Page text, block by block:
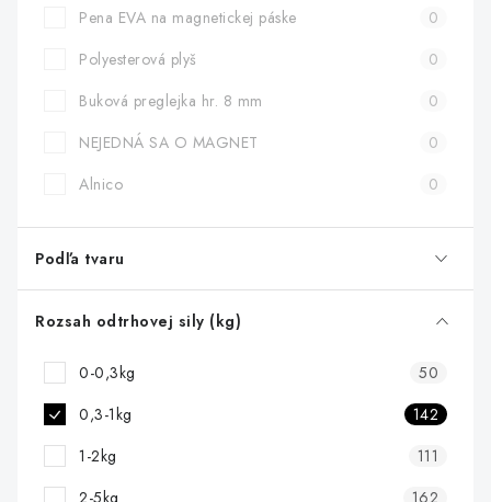
Pena EVA na magnetickej páske
0
Polyesterová plyš
0
Buková preglejka hr. 8 mm
0
NEJEDNÁ SA O MAGNET
0
Alnico
0
Podľa tvaru
Rozsah odtrhovej sily (kg)
0-0,3kg
50
0,3-1kg
142
1-2kg
111
2-5kg
162